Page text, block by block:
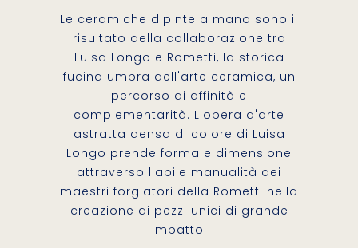
Le ceramiche dipinte a mano sono il
risultato della collaborazione tra
Luisa Longo e Rometti, la storica
fucina umbra dell'arte ceramica, un
percorso di affinità e
complementarità. L'opera d'arte
astratta densa di colore di Luisa
Longo prende forma e dimensione
attraverso l'abile manualità dei
maestri forgiatori della Rometti nella
creazione di pezzi unici di grande
impatto.